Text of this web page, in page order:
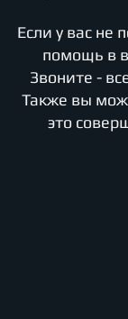
Если у вас не
помощь в
Звоните -
Также вы
это